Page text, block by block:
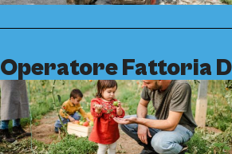
Operatore Fattoria